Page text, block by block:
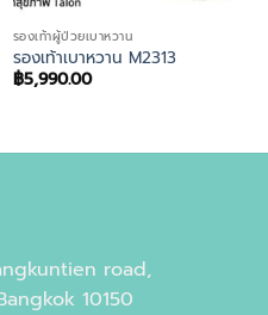
รองเท้าผู้ป่วยเบาหวาน
รองเท้าเบาหวาน M2313
฿5,990.00
road,
10150